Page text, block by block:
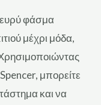
φάσμα
μέχρι μόδα,
μπορείτε
και να